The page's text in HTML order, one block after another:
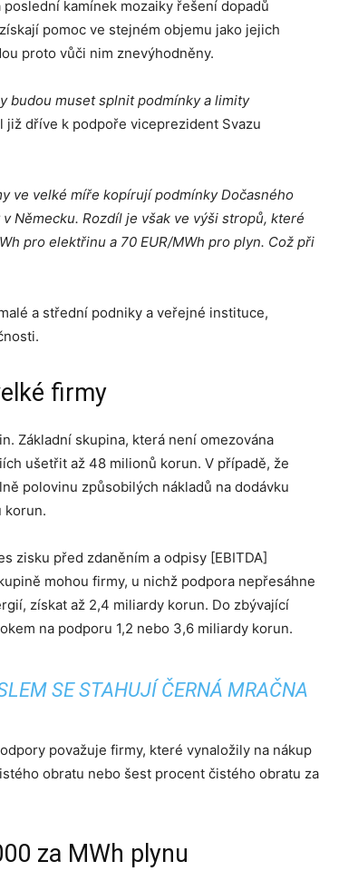
kamínek mozaiky řešení dopadů
pomoc ve stejném objemu jako jejich
proto vůči nim znevýhodněny.
budou muset splnit podmínky a limity
již dříve k podpoře viceprezident Svazu
ve velké míře kopírují podmínky Dočasného
Německu. Rozdíl je však ve výši stropů, které
pro elektřinu a 70 EUR/MWh pro plyn. Což při
a střední podniky a veřejné instituce,
firmy
Základní skupina, která není omezována
ušetřit až 48 milionů korun. V případě, že
polovinu způsobilých nákladů na dodávku
korun.
zisku před zdaněním a odpisy [EBITDA]
mohou firmy, u nichž podpora nepřesáhne
získat až 2,4 miliardy korun. Do zbývající
na podporu 1,2 nebo 3,6 miliardy korun.
SE STAHUJÍ ČERNÁ MRAČNA
považuje firmy, které vynaložily na nákup
obratu nebo šest procent čistého obratu za
za MWh plynu